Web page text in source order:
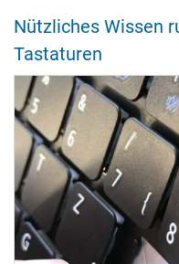
Nützliches Wissen
Tastaturen